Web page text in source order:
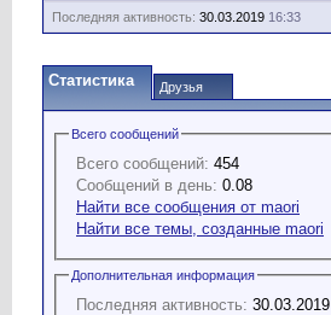
Последняя активность: 30.03.2019 16:33
Статистика Друзья
Всего сообщений
Всего сообщений: 454
Сообщений в день: 0.08
Найти все сообщения от maori
Найти все темы, созданные maori
Дополнительная информация
Последняя активность: 30.03.2019